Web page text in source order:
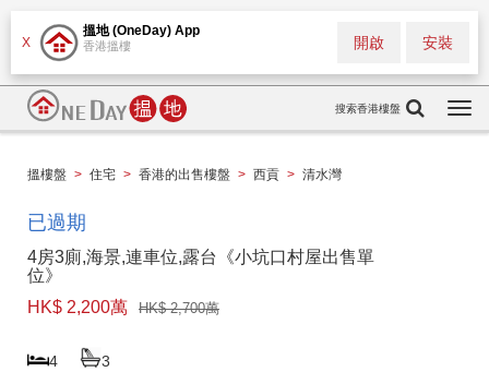
X
搵地 (OneDay) App
香港搵樓 安裝
開啟
搜索香港樓盤
搵樓盤 > 住宅 > 香港的出售樓盤 > 西貢 > 清水灣
已過期
4房3廁,海景,連車位,露台《小坑口村屋出售單
位》
HK$ 2,200萬
HK$ 2,700萬
4 3